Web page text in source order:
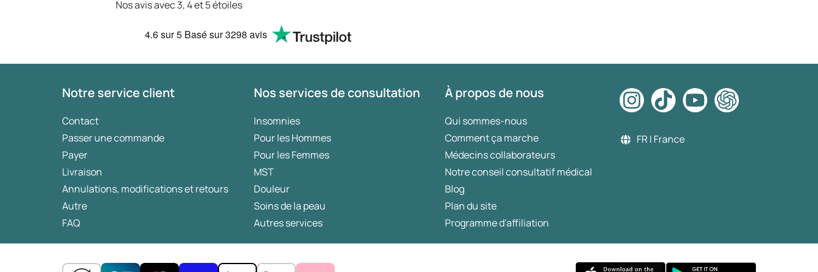
Nos avis avec 3, 4 et 5 étoiles
4.6sur 5 Basé sur3298 avis
Notre service client
Contact
Passer une commande
Payer
Livraison
Annulations, modifications et retours
Autre
FAQ
Nos services de consultation
Insomnies
Pour les Hommes
Pour les Femmes
MST
Douleur
Soins de la peau
Autres services
À propos de nous
Qui sommes-nous
Comment ça marche
Médecins collaborateurs
Notre conseil consultatif médical
Blog
Plan du site
Programme d'affiliation
FR | France